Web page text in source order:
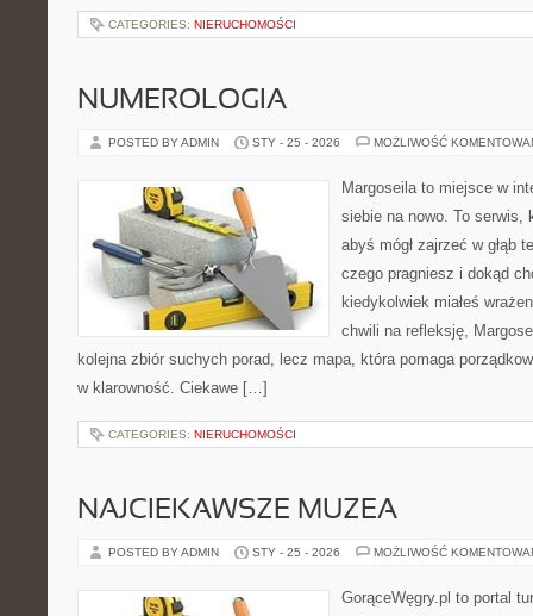
CATEGORIES: NIERUCHOMOŚCI
NUMEROLOGIA
POSTED BY ADMIN STY - 25 - 2026 MOŻLIWOŚĆ
Margoseila to miejsce w
siebie na nowo. To serwis,
abyś mógł zajrzeć w głąb
czego pragniesz i dokąd
kiedykolwiek miałeś
chwili na refleksję,
kolejna zbiór suchych porad, lecz mapa, która pomaga
w klarowność. Ciekawe […]
CATEGORIES: NIERUCHOMOŚCI
NAJCIEKAWSZE MUZEA
POSTED BY ADMIN STY - 25 - 2026 MOŻLIWOŚĆ
GorąceWęgry.pl to portal